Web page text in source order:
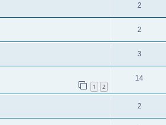
2
2
3
1 2
14
2